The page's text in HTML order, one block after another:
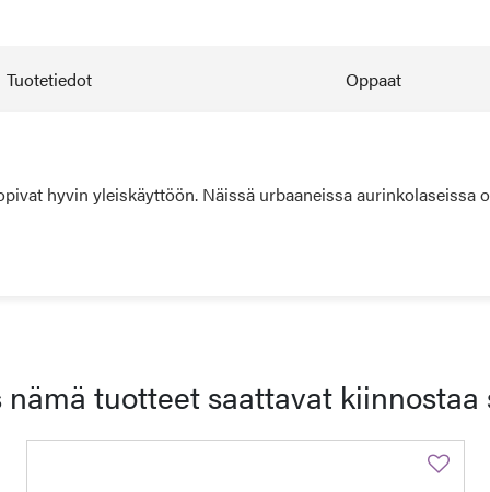
Tuotetiedot Oppaat
hyvin yleiskäyttöön. Näissä urbaaneissa aurinkolaseissa
nämä tuotteet saattavat kiinnostaa